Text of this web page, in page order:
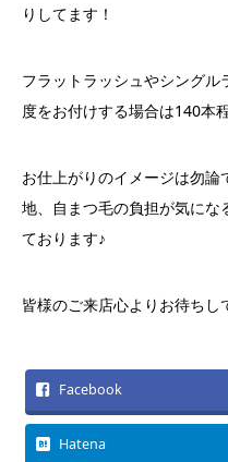
りしてます！
フラットラッシュやシング
度をお付けする場合は140本
お仕上がりのイメージは勿
地、自まつ毛の負担が気にな
ております♪
皆様のご来店心よりお待ち
Facebook
Hatena